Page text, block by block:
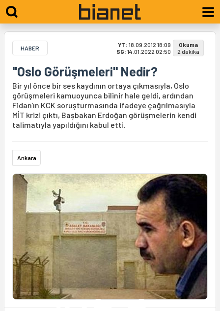
HABER YT: 18.09.2012 18:09
SG: 14.01.2022 02:50
Okuma
2 dakika
"Oslo Görüşmeleri" Nedir?
Bir yıl önce bir ses kaydının ortaya çıkmasıyla, Oslo
görüşmeleri kamuoyunca bilinir hale geldi, ardından
Fidan'ın KCK soruşturmasında ifadeye çağrılmasıyla
MİT krizi çıktı, Başbakan Erdoğan görüşmelerin kendi
talimatıyla yapıldığını kabul etti.
Ankara